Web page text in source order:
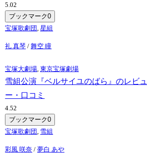
5.02
ブックマーク0
宝塚歌劇団 ,星組
礼 真琴 /舞空 瞳
宝塚大劇場,東京宝塚劇場
雪組公演『ベルサイユのばら』のレビュ
ー・口コミ
4.52
ブックマーク0
宝塚歌劇団, 雪組
彩風 咲奈 /夢白 あや